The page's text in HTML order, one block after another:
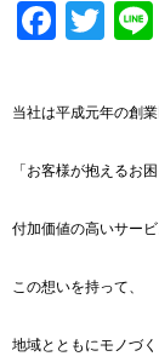
当社は平成元年の創業
「お客様が抱えるお
付加価値の高いサービ
この想いを持って、
地域とともにモノづ